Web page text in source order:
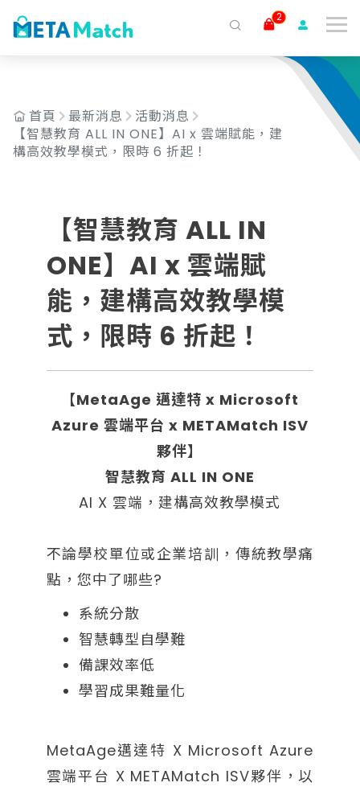
2
首頁 最新消息
活動消息
【智慧教育 ALL IN ONE】AI x 雲端賦能，建
構高效教學模式，限時 6 折起！
【智慧教育 ALL IN
ONE】AI x 雲端賦
能，建構高效教學模
式，限時 6 折起！
【MetaAge 邁達特 x Microsoft
Azure 雲端平台 x METAMatch ISV
夥伴】
智慧教育 ALL IN ONE
AI X 雲端，建構高效教學模式
不論學校單位或企業培訓，傳統教學痛
點，您中了哪些?
系統分散
智慧轉型自學難
備課效率低
學習成果難量化
MetaAge邁達特 X Microsoft Azure
雲端平台 X METAMatch ISV夥伴，以